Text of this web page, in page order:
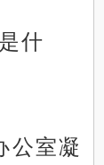
什
公室凝